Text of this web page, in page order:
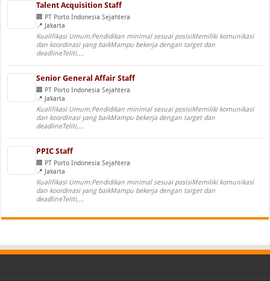
Talent Acquisition Staff
PT Porto Indonesia Sejahtera
Jakarta
Kualifikasi Umum:Pendidikan minimal sesuai posisiMemiliki komunikasi
dan koordinasi yang baikMampu bekerja dengan target dan
deadlineTeliti,...
Senior General Affair Staff
PT Porto Indonesia Sejahtera
Jakarta
Kualifikasi Umum:Pendidikan minimal sesuai posisiMemiliki komunikasi
dan koordinasi yang baikMampu bekerja dengan target dan
deadlineTeliti,...
PPIC Staff
PT Porto Indonesia Sejahtera
Jakarta
Kualifikasi Umum:Pendidikan minimal sesuai posisiMemiliki komunikasi
dan koordinasi yang baikMampu bekerja dengan target dan
deadlineTeliti,...